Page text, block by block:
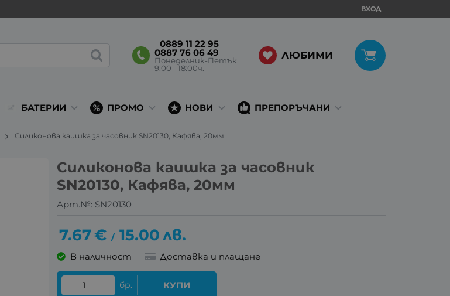
ВХОД
0889 11 22 95
0887 76 06 49
Понеделник-Петък
9:00 - 18:00ч.
ЛЮБИМИ
БАТЕРИИ ПРОМО НОВИ ПРЕПОРЪЧАНИ
Силиконова каишка за часовник SN20130, Кафява, 20мм
Силиконова каишка за часовник
SN20130, Кафява, 20мм
Арт.№: SN20130
7.67€ / 15.00лв.
В наличност Доставка и плащане
бр. КУПИ